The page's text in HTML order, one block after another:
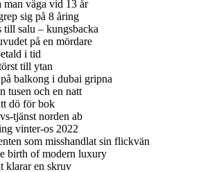
man väga vid 13 år
sig på 8 åring
till salu – kungsbacka
på en mördare
i tid
till ytan
balkong i dubai gripna
tusen och en natt
dö för bok
tjänst norden ab
vinter-os 2022
som misshandlat sin flickvän
birth of modern luxury
klarar en skruv